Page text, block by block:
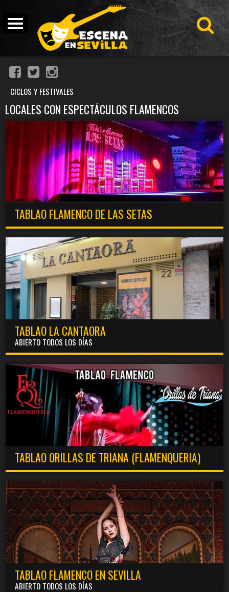
CICLOS Y FESTIVALES
LOCALES CON ESPECTÁCULOS FLAMENCOS
TABLAO FLAMENCO DE LAS SETAS
TABLAO LA CANTAORA
ABIERTO TODOS LOS DÍAS
TABLAO ORILLAS DE TRIANA (FLAMENQUERIA)
TABLAO FLAMENCO EN SEVILLA
ABIERTO TODOS LOS DÍAS